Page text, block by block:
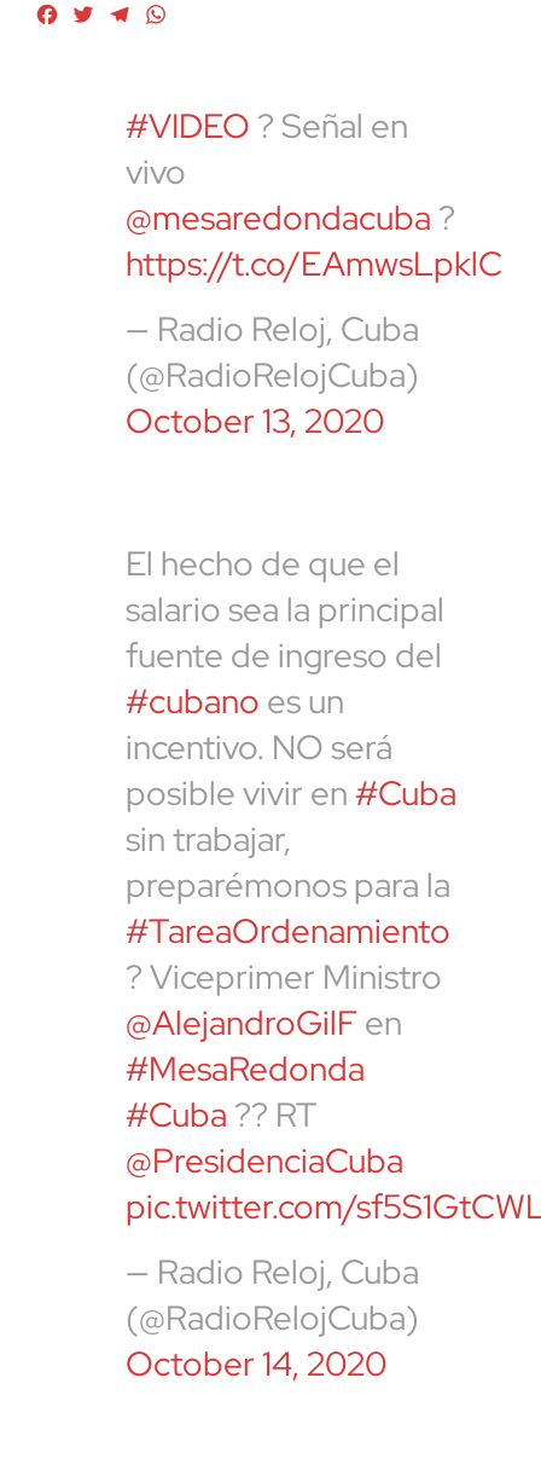
FacebookTwitterTelegram
#VIDEO ? Señal en
vivo
@mesaredondacuba ?
https://t.co/EAmwsLpklC
— Radio Reloj, Cuba
(@RadioRelojCuba)
October 13, 2020
El hecho de que el
salario sea la principal
fuente de ingreso del
#cubano es un
incentivo. NO será
posible vivir en#Cuba
sin trabajar,
preparémonos para la
#TareaOrdenamiento
? Viceprimer Ministro
@AlejandroGilFen
#MesaRedonda
#Cuba ?? RT
@PresidenciaCuba
pic.twitter.com/
— Radio Reloj, Cuba
(@RadioRelojCuba)
October 14, 2020